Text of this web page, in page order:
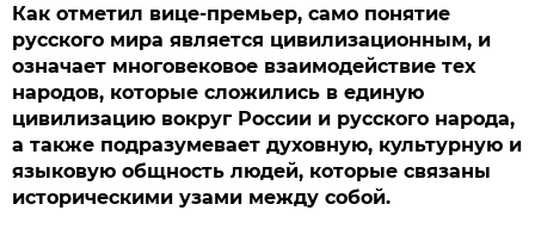
Как отметил вице-премьер, само понятие
русского мира является цивилизационным, и
означает многовековое взаимодействие тех
народов, которые сложились в единую
цивилизацию вокруг России и русского народа,
а также подразумевает духовную, культурную и
языковую общность людей, которые связаны
историческими узами между собой.